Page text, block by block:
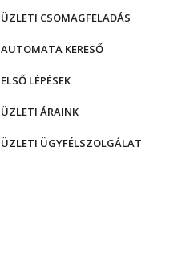
ÜZLETI CSOMAGFELADÁS
AUTOMATA KERESŐ
ELSŐ LÉPÉSEK
ÜZLETI ÁRAINK
ÜZLETI ÜGYFÉLSZOLGÁLAT